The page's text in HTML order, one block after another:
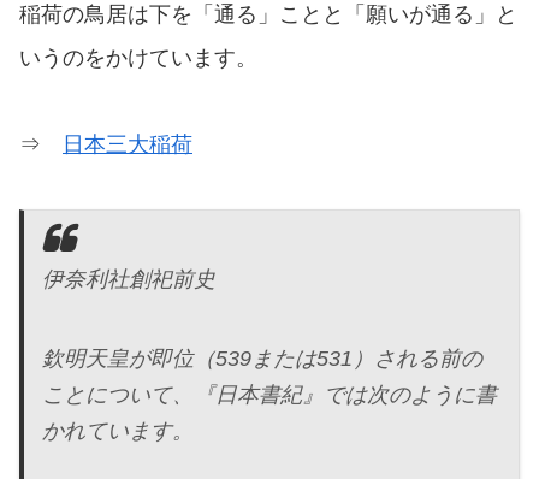
稲荷の鳥居は下を「通る」ことと「願いが通る」と
いうのをかけています。
⇒ 日本三大稲荷
伊奈利社創祀前史
欽明天皇が即位（539または531）される前の
ことについて、『日本書紀』では次のように書
かれています。